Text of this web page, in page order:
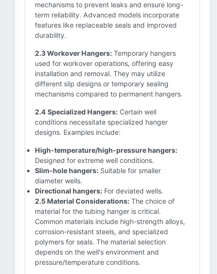
mechanisms to prevent leaks and ensure long-
term reliability. Advanced models incorporate
features like replaceable seals and improved
durability.
2.3 Workover Hangers: Temporary hangers
used for workover operations, offering easy
installation and removal. They may utilize
different slip designs or temporary sealing
mechanisms compared to permanent hangers.
2.4 Specialized Hangers: Certain well
conditions necessitate specialized hanger
designs. Examples include:
High-temperature/high-pressure hangers:
Designed for extreme well conditions.
Slim-hole hangers: Suitable for smaller
diameter wells.
Directional hangers: For deviated wells.
2.5 Material Considerations: The choice of
material for the tubing hanger is critical.
Common materials include high-strength alloys,
corrosion-resistant steels, and specialized
polymers for seals. The material selection
depends on the well's environment and
pressure/temperature conditions.